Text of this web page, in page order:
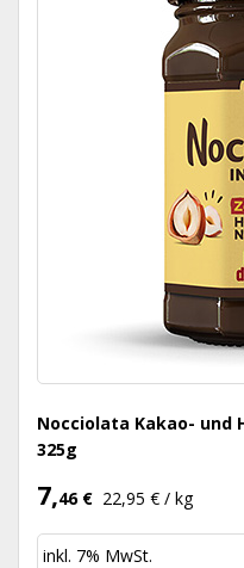
Nocciolata Kakao- und
325g
7,46 € 22,95 € / kg
inkl. 7% MwSt.